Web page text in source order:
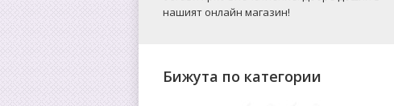
нашият онлайн магазин!
Бижута по категории